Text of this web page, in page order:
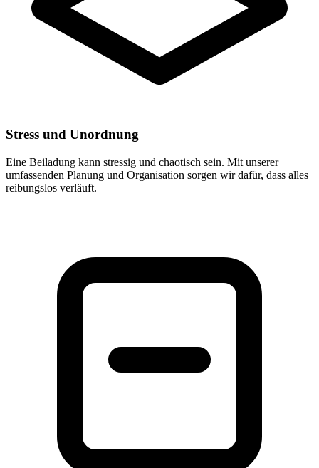
Stress und Unordnung
Eine Beiladung kann stressig und chaotisch sein. Mit unserer
umfassenden Planung und Organisation sorgen wir dafür, dass alles
reibungslos verläuft.